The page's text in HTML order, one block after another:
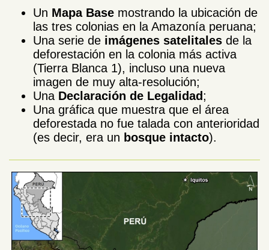
Un Mapa Base mostrando la ubicación de
las tres colonias en la Amazonía peruana;
Una serie de imágenes satelitales de la
deforestación en la colonia más activa
(Tierra Blanca 1), incluso una nueva
imagen de muy alta-resolución;
Una Declaración de Legalidad;
Una gráfica que muestra que el área
deforestada no fue talada con anterioridad
(es decir, era un bosque intacto).